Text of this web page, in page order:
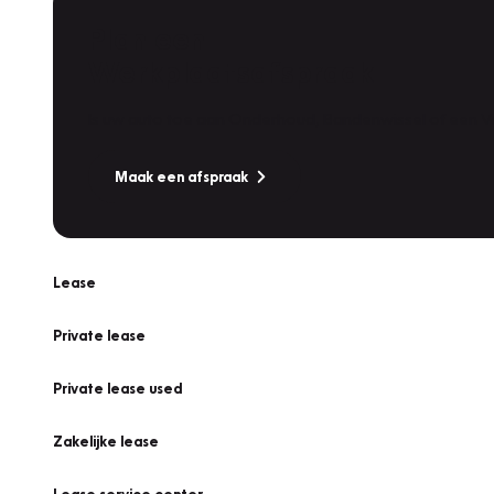
Maak een afspraak
Lease
Private lease
Private lease used
Zakelijke lease